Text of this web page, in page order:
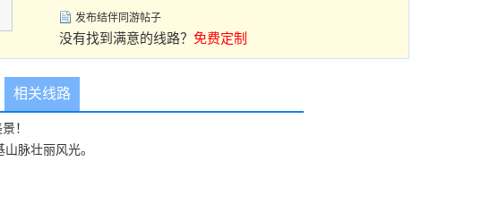
发布结伴同游帖子
没有找到满意的线路？ 免费定制
相关线路
！
脉壮丽风光。